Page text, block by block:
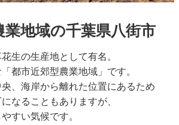
業地域の千葉県八街市
生の生産地として有名。
都市近郊型農業地域」です。
、海岸から離れた位置にあるため
なることもありますが、
すい気候です。